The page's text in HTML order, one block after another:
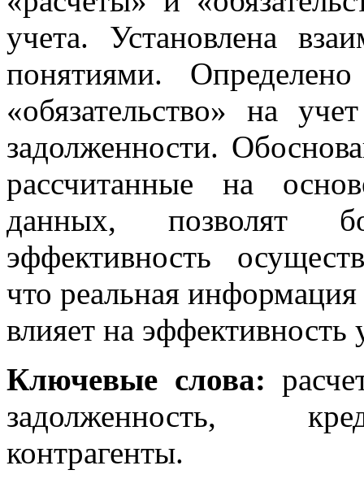
учета. Установлена
понятиями.
«обязательство» на
задолженности.
рассчитанные на
данных, позволят
эффективность
что реальная информация
влияет на
Ключевые слова:
задолженность,
контрагенты.